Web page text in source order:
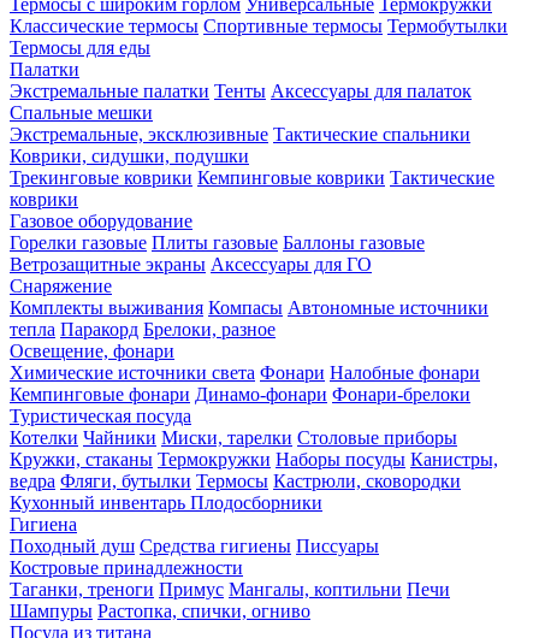
Термосы с широким горлом Универсальные Термокружки
Классические термосы Спортивные термосы Термобутылки
Термосы для еды
Палатки
Экстремальные палатки Тенты Аксессуары для палаток
Спальные мешки
Экстремальные, эксклюзивные Тактические спальники
Коврики, сидушки, подушки
Трекинговые коврики Кемпинговые коврики Тактические
коврики
Газовое оборудование
Горелки газовые Плиты газовые Баллоны газовые
Ветрозащитные экраны Аксессуары для ГО
Снаряжение
Комплекты выживания Компасы Автономные источники
тепла Паракорд Брелоки, разное
Освещение, фонари
Химические источники света Фонари Налобные фонари
Кемпинговые фонари Динамо-фонари Фонари-брелоки
Туристическая посуда
Котелки Чайники Миски, тарелки Столовые приборы
Кружки, стаканы Термокружки Наборы посуды Канистры,
ведра Фляги, бутылки Термосы Кастрюли, сковородки
Кухонный инвентарь Плодосборники
Гигиена
Походный душ Средства гигиены Писсуары
Костровые принадлежности
Таганки, треноги Примус Мангалы, коптильни Печи
Шампуры Растопка, спички, огниво
Посуда из титана